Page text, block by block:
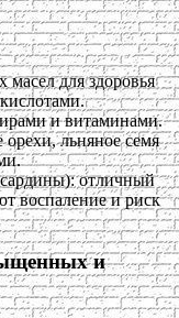
масел для здоровья
и витаминами.
льняное семя
отличный
воспаление и риск
и